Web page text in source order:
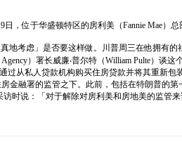
9日，位于华盛顿特区的房利美（Fannie Mae）
地考虑」是否要这样做。川普周三在他拥有的
）署长威廉‧普尔特（William Pulte）谈
从私人贷款机构购买住房贷款并将其重新包
金融署的监管之下。此前，包括在特朗普的
时说：「对于解除对房利美和房地美的监管